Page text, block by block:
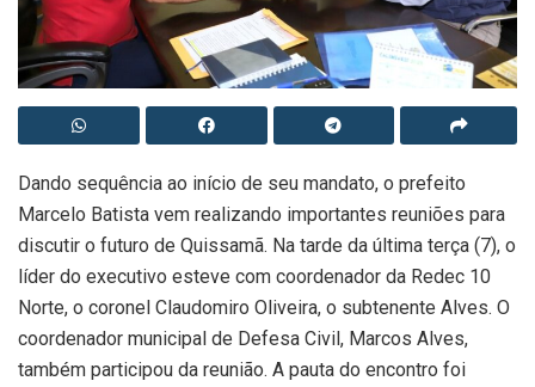
Dando sequência ao início de seu mandato, o prefeito
Marcelo Batista vem realizando importantes reuniões para
discutir o futuro de Quissamã. Na tarde da última terça (7), o
líder do executivo esteve com coordenador da Redec 10
Norte, o coronel Claudomiro Oliveira, o subtenente Alves. O
coordenador municipal de Defesa Civil, Marcos Alves,
também participou da reunião. A pauta do encontro foi